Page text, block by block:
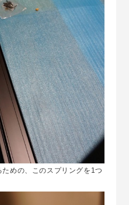
めの、このスプリングを1つ